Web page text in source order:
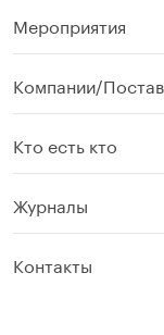
Мероприятия
Компании/
Кто есть кто
Журналы
Контакты